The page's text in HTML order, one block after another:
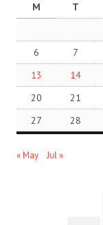
M T
6
7
13
14
20
21
27
28
« May Jul »